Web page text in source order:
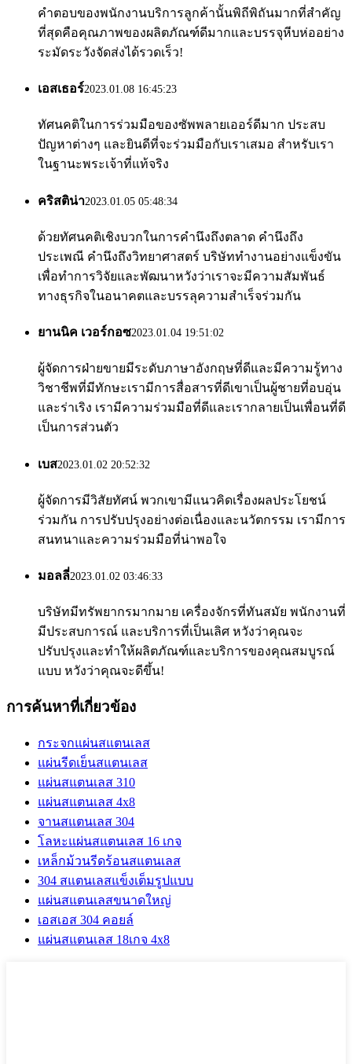
คำตอบของพนักงานบริการลูกค้านั้นพิถีพิถันมากที่สำคัญ
ที่สุดคือคุณภาพของผลิตภัณฑ์ดีมากและบรรจุหีบห่ออย่าง
ระมัดระวังจัดส่งได้รวดเร็ว!
เอสเธอร์2023.01.08 16:45:23
ทัศนคติในการร่วมมือของซัพพลายเออร์ดีมาก ประสบ
ปัญหาต่างๆ และยินดีที่จะร่วมมือกับเราเสมอ สำหรับเรา
ในฐานะพระเจ้าที่แท้จริง
คริสติน่า2023.01.05 05:48:34
ด้วยทัศนคติเชิงบวกในการคำนึงถึงตลาด คำนึงถึง
ประเพณี คำนึงถึงวิทยาศาสตร์ บริษัททำงานอย่างแข็งขัน
เพื่อทำการวิจัยและพัฒนาหวังว่าเราจะมีความสัมพันธ์
ทางธุรกิจในอนาคตและบรรลุความสำเร็จร่วมกัน
ยานนิค เวอร์กอซ2023.01.04 19:51:02
ผู้จัดการฝ่ายขายมีระดับภาษาอังกฤษที่ดีและมีความรู้ทาง
วิชาชีพที่มีทักษะเรามีการสื่อสารที่ดีเขาเป็นผู้ชายที่อบอุ่น
และร่าเริง เรามีความร่วมมือที่ดีและเรากลายเป็นเพื่อนที่ดี
เป็นการส่วนตัว
เบส2023.01.02 20:52:32
ผู้จัดการมีวิสัยทัศน์ พวกเขามีแนวคิดเรื่องผลประโยชน์
ร่วมกัน การปรับปรุงอย่างต่อเนื่องและนวัตกรรม เรามีการ
สนทนาและความร่วมมือที่น่าพอใจ
มอลลี่2023.01.02 03:46:33
บริษัทมีทรัพยากรมากมาย เครื่องจักรที่ทันสมัย ​​พนักงานที่
มีประสบการณ์ และบริการที่เป็นเลิศ หวังว่าคุณจะ
ปรับปรุงและทำให้ผลิตภัณฑ์และบริการของคุณสมบูรณ์
แบบ หวังว่าคุณจะดีขึ้น!
การค้นหาที่เกี่ยวข้อง
กระจกแผ่นสแตนเลส
แผ่นรีดเย็นสแตนเลส
แผ่นสแตนเลส 310
แผ่นสแตนเลส 4x8
จานสแตนเลส 304
โลหะแผ่นสแตนเลส 16 เกจ
เหล็กม้วนรีดร้อนสแตนเลส
304 สแตนเลสแข็งเต็มรูปแบบ
แผ่นสแตนเลสขนาดใหญ่
เอสเอส 304 คอยล์
แผ่นสแตนเลส 18เกจ 4x8